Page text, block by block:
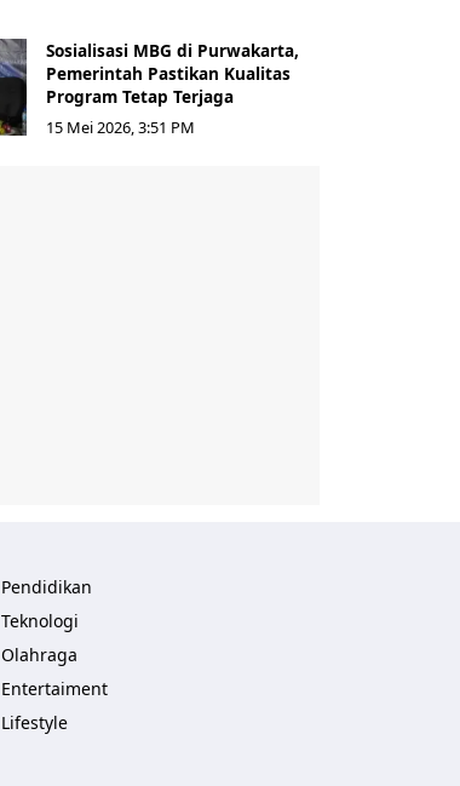
Sosialisasi MBG di Purwakarta,
Pemerintah Pastikan Kualitas
Program Tetap Terjaga
15 Mei 2026, 3:51 PM
Pendidikan
Teknologi
Olahraga
Entertaiment
Lifestyle